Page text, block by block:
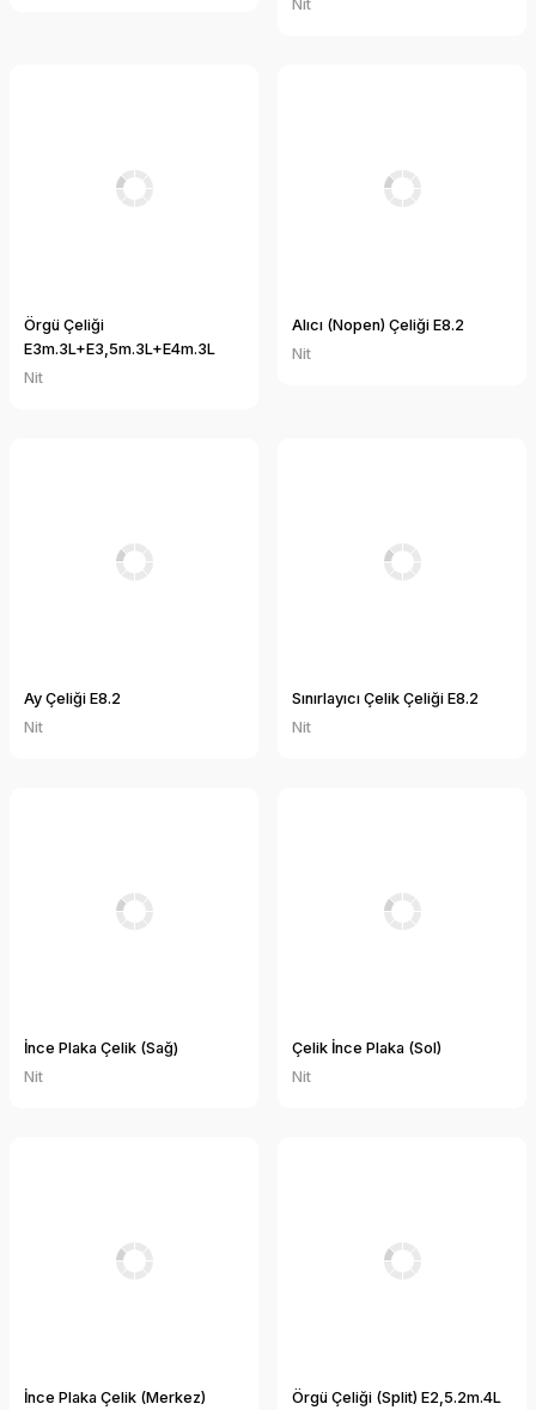
Nit
Örgü Çeliği
E3m.3L+E3,5m.3L+E4m.3L
Nit
Alıcı (Nopen) Çeliği E8.2
Nit
Ay Çeliği E8.2
Nit
Sınırlayıcı Çelik Çeliği E8.2
Nit
İnce Plaka Çelik (Sağ)
Nit
Çelik İnce Plaka (Sol)
Nit
İnce Plaka Çelik (Merkez)
Örgü Çeliği (Split) E2,5.2m.4L